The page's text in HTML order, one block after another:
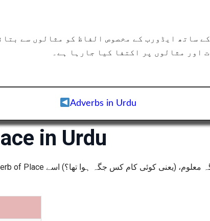
ساتھ ایڈورب کے مخصوص الفاظ کو مثالوں سے
اور مثالوں پر اکتفا کیا جارہا ہے۔
Adverbs in Urdu
in Urdu